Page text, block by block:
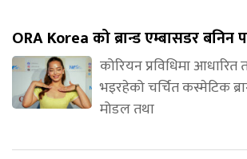
ORA Korea को ब्रान्ड एम्बासडर बनिन
कोरियन प्रविधिमा
भइरहेको चर्चित कस्मेटिक
मोडल तथा